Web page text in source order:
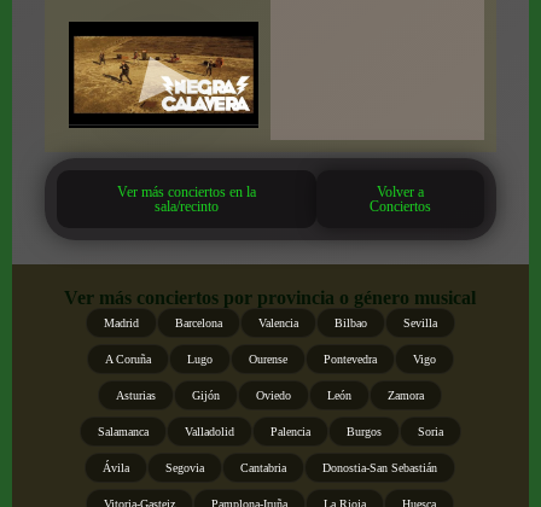
Ver más conciertos en la
sala/recinto
Volver a
Conciertos
Ver más conciertos por provincia o género musical
Madrid Barcelona Valencia Bilbao Sevilla
A Coruña Lugo Ourense Pontevedra Vigo
Asturias Gijón Oviedo León Zamora
Salamanca Valladolid Palencia Burgos Soria
Ávila Segovia Cantabria Donostia-San Sebastián
Vitoria-Gasteiz Pamplona-Iruña La Rioja Huesca